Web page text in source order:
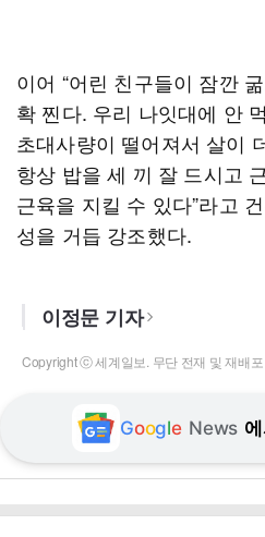
이어 “어린 친구들이 잠깐
확 찐다. 우리 나잇대에 안
초대사량이 떨어져서 살이
항상 밥을 세 끼 잘 드시고
근육을 지킬 수 있다”라고
성을 거듭 강조했다.
이정문 기자
Copyright ⓒ 세계일보. 무단 전재 및 재배포
Google News